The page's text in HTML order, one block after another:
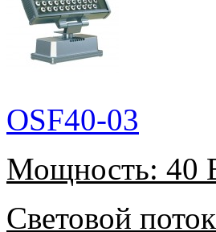
OSF40-03
Мощность: 40
Световой